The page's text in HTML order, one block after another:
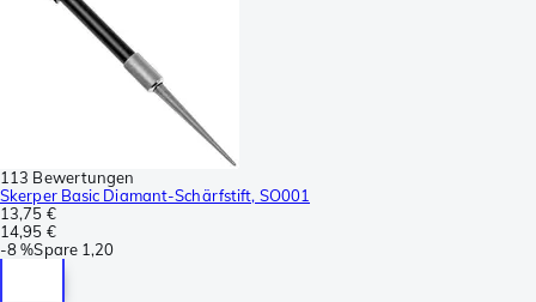
113 Bewertungen
Skerper Basic Diamant-Schärfstift, SO001
13,75 €
14,95 €
-8 %Spare 1,20